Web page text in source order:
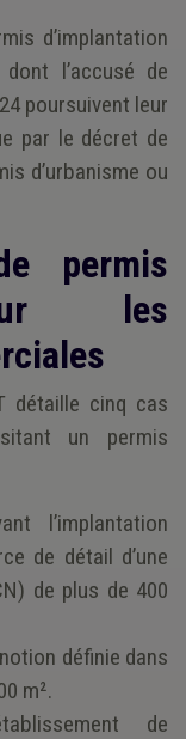
d’implantation
l’accusé de
poursuivent leur
par le décret de
d’urbanisme ou
permis
les
détaille cinq cas
un permis
l’implantation
de détail d’une
de plus de 400
définie dans
m².
de